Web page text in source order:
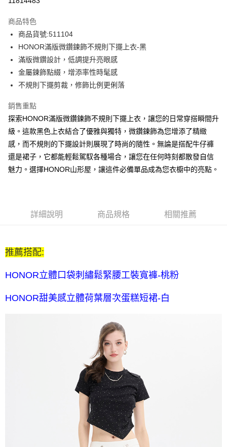
Apple Pay
街口支付
悠遊付
Google Pay
ATM付款
運送方式
全家取貨付款 -訂單滿 $2000 元即享免運服務，未滿則另收
$80 元物流費用。
每筆NT$80，滿NT$2,000(含以上)免運費
每筆NT$80，滿NT$2,000(含以上)免運費
元物流費
$80 元物流費
宅配送到家-訂單滿 $2000 元即享免運服務-未滿則另收 $120 元物
每筆NT$120，滿NT$2,000(含以上)免運費
商品特色
商品貨號:511104
HONOR滿版微鑽鍊飾不規則下擺上衣-黑
滿版微鑽設計，低調提升亮眼感
金屬鍊飾點綴，增添率性時髦感
不規則下擺剪裁，修飾比例更俐落
銷售重點
探索HONOR滿版微鑽鍊飾不規則下擺上衣，讓您的日常穿搭瞬間升
級。這款黑色上衣結合了優雅與獨特，微鑽鍊飾為您增添了精緻
感，而不規則的下擺設計則展現了時尚的隨性。無論是搭配牛仔褲
還是裙子，它都能輕鬆駕馭各種場合，讓您在任何時刻都散發自信
魅力。選擇HONOR山形屋，讓這件必備單品成為您衣櫥中的亮點。
詳細說明 商品規格 相關推薦
推薦搭配:
HONOR立體口袋刺繡鬆緊腰工裝寬褲-桃粉
HONOR甜美感立體荷葉層次蛋糕短裙-白